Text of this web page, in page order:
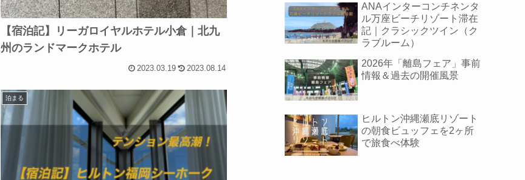
【宿泊記】リーガロイヤルホテル小倉｜北九
州のランドマークホテル
2023.03.19 2023.08.14
泊まる
ANAインターコンチネンタ
ル万座ビーチリゾート滞在
記｜クラシックツイン（ク
ラブルーム）
2026年「離島フェア」事前
情報＆過去の開催風景
ヒルトン沖縄瀬底リゾート
の朝食ビュッフェを2ヶ所
で旅食べ体験